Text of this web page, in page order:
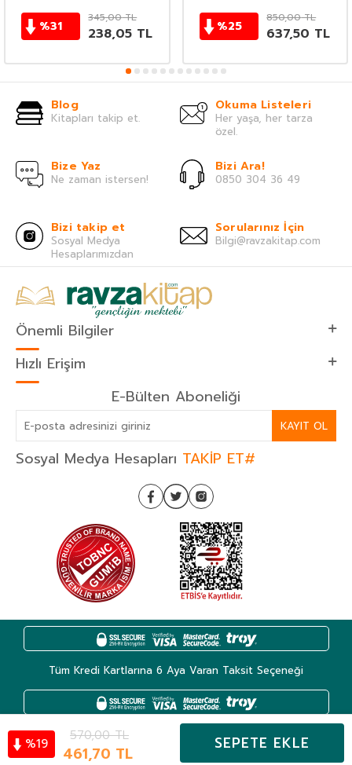
%19 570,00TL
461,70 TL SEPETE EKLE
%31
345,00TL
238,05 TL %25
850,00TL
637,50 TL
Blog
Kitapları takip et.
Okuma Listeleri
Her yaşa, her tarza
özel.
Bize Yaz
Ne zaman istersen!
Bizi Ara!
0850 304 36 49
Bizi takip et
Sosyal Medya
Hesaplarımızdan
Sorularınız İçin
Bilgi@ravzakitap.com
Önemli Bilgiler
Hızlı Erişim
E-Bülten Aboneliği
KAYIT OL
Sosyal Medya Hesapları TAKİP ET#
Tüm Kredi Kartlarına 6 Aya Varan Taksit Seçeneği
Kategoriler Hesabım Favoriler Sepet